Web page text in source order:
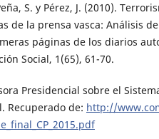
S. y Pérez, J. (2010).
de la prensa vasca: Análisis
páginas de los diarios
Social, 1(65), 61-70.
Presidencial sobre el
Recuperado de: http://